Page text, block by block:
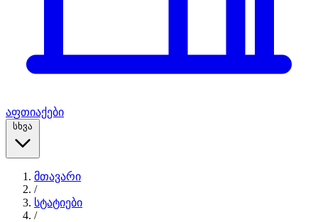
აფთიაქები
სხვა
მთავარი
/
სტატიები
/